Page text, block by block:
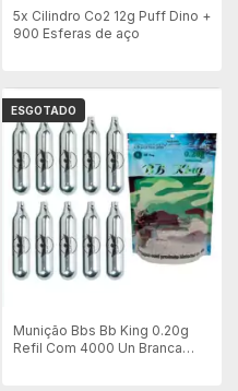
5x Cilindro Co2 12g Puff Dino +
900 Esferas de aço
ESGOTADO
Munição Bbs Bb King 0.20g
Refil Com 4000 Un Branca